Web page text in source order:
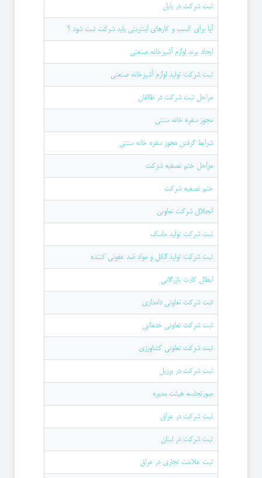
ثبت شرکت در بابل
آيا برای كسب و كارهای اينترنتی بايد شركت ثبت شود ؟
ایجاد برند لوازم آشپزخانه صنعتی
ثبت شرکت تولید لوازم آشپزخانه صنعتی
مراحل ثبت شركت در طالقان
مجوز سفره خانه سنتی
شرايط گرفتن مجوز سفره خانه سنتی
مراحل ختم تصفیه شرکت
ختم تصفیه شرکت
انحلال شرکت تعاونی
ثبت شرکت تولید ماسک
ثبت شركت توليد الكل و مواد ضد عفونی كننده
ابطال کارت بازرگانی
ثبت شركت تعاونی دامداری
ثبت شركت تعاونی خدماتی
ثبت شركت تعاونی كشاورزی
ثبت شرکت در برزیل
صورتجلسه هیئت مدیره
ثبت شرکت در عراق
ثبت شرکت در لبنان
ثبت علامت تجاری در عراق